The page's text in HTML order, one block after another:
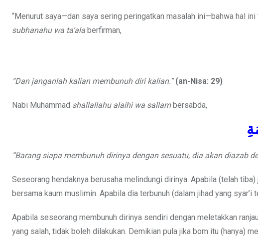
“Menurut saya—dan saya sering peringatkan masalah ini—bahwa hal
subhanahu wa ta’ala berfirman,
“Dan janganlah kalian membunuh diri kalian.”(an-Nisa: 29)
Nabi Muhammad shallallahu alaihi wa sallambersabda,
“Barang siapa membunuh dirinya dengan sesuatu, dia akan diazab
Seseorang hendaknya berusaha melindungi dirinya. Apabila (telah
bersama kaum muslimin. Apabila dia terbunuh (dalam jihad yang
Apabila seseorang membunuh dirinya sendiri dengan meletakkan
yang salah, tidak boleh dilakukan. Demikian pula jika bom itu (hanya)